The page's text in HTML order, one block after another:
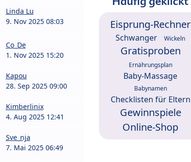
Linda Lu
9. Nov 2025 08:03
Co_De
1. Nov 2025 15:20
Kapou
28. Sep 2025 09:00
Kimberlinix
4. Aug 2025 12:41
Sve_nja
7. Mai 2025 06:49
Eisprung-Rechner
Schwanger Wickeln
Gratisproben
Ernährungsplan
Baby-Massage
Babynamen
Checklisten für Eltern
Gewinnspiele
Online-Shop